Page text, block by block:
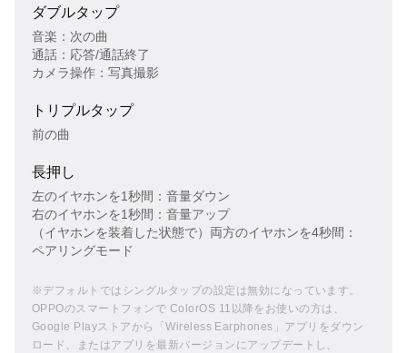
ダブルタップ
音楽：次の曲
通話：応答/通話終了
カメラ操作：写真撮影
トリプルタップ
前の曲
長押し
左のイヤホンを1秒間：音量ダウン
右のイヤホンを1秒間：音量アップ
（イヤホンを装着した状態で）両方のイヤホンを4秒間：
ペアリングモード
※デフォルトではシングルタップの設定は無効になっています。
OPPOのスマートフォンで ColorOS 11以降をお使いの方は、
Google Playストアから「Wireless Earphones」アプリをダウン
ロード、またはアプリを最新バージョンにアップデートし、